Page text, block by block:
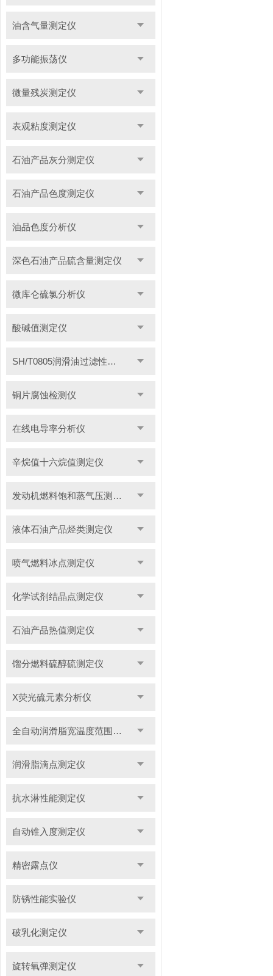
油含气量测定仪
多功能振荡仪
微量残炭测定仪
表观粘度测定仪
石油产品灰分测定仪
石油产品色度测定仪
油品色度分析仪
深色石油产品硫含量测定仪
微库仑硫氯分析仪
酸碱值测定仪
SH/T0805润滑油过滤性测定仪
铜片腐蚀检测仪
在线电导率分析仪
辛烷值十六烷值测定仪
发动机燃料饱和蒸气压测定仪
液体石油产品烃类测定仪
喷气燃料冰点测定仪
化学试剂结晶点测定仪
石油产品热值测定仪
馏分燃料硫醇硫测定仪
X荧光硫元素分析仪
全自动润滑脂宽温度范围滴点测定仪
润滑脂滴点测定仪
抗水淋性能测定仪
自动锥入度测定仪
精密露点仪
防锈性能实验仪
破乳化测定仪
旋转氧弹测定仪